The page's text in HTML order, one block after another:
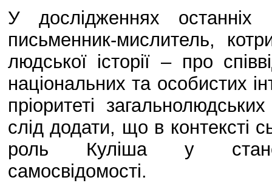
У дослідженнях
письменник-мислитель,
людської історії – про
національних та особистих
пріоритеті
слід додати, що в контексті
роль Куліша у
самосвідомості.